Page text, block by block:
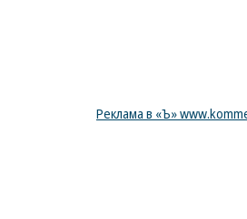
Реклама в «Ъ»